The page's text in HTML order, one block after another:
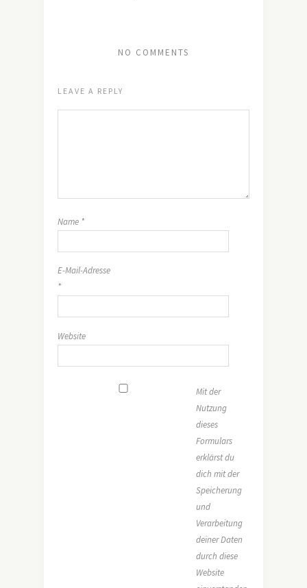
NO COMMENTS
LEAVE A REPLY
Name *
E-Mail-Adresse
*
Website
Mit der
Nutzung
dieses
Formulars
erklärst du
dich mit der
Speicherung
und
Verarbeitung
deiner Daten
durch diese
Website